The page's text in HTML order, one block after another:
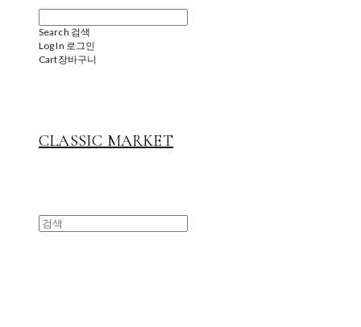
Search 검색
Log In 로그인
Cart장바구니
CLASSIC MARKET